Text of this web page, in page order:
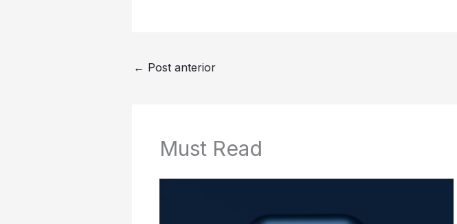
← Post anterior
Must Read